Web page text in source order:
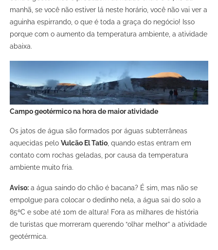
manhã, se você não estiver lá neste horário, você não vai ver a
aguinha espirrando, o que é toda a graça do negócio! Isso
porque com o aumento da temperatura ambiente, a atividade
abaixa.
Campo geotérmico na hora de maior atividade
Os jatos de água são formados por águas subterrâneas
aquecidas pelo Vulcão El Tatio , quando estas entram em
contato com rochas geladas, por causa da temperatura
ambiente muito fria.
Aviso: a água saindo do chão é bacana? É sim, mas não se
empolgue para colocar o dedinho nela, a água sai do solo a
85ºC e sobe até 10m de altura! Fora as milhares de história
de turistas que morreram querendo “olhar melhor” a atividade
geotérmica.